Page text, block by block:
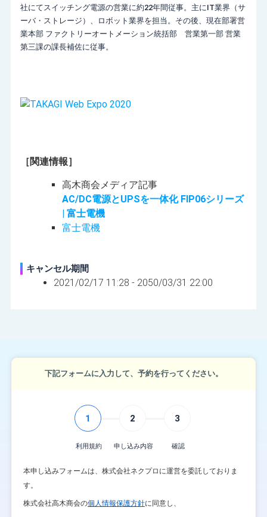
社にてスイッチング電源の営業に約22年間従事。主にIT業界（サ
ーバ・ストレージ）、ロボット業界を担当。その後、現在部署営
業本部 ファクトリーオートメーション統括部 営業第一部 営業
第三課の課長補佐に従事。
［関連情報］
高木商会メディア記事
AC/DC電源とUPSを一体化 FIP06シリーズ
| 富士電機
富士電機
キャンセル期間
2021/02/17 11:28 - 2050/03/31 22:00
下記フォームに入力して、予約を行ってください。
1
利用規約
2
申し込み内容
3
確認
本申し込みフォームは、株式会社ネクプロに運営を委託しておりま
す。
株式会社高木商会の個人情報保護方針に同意し、